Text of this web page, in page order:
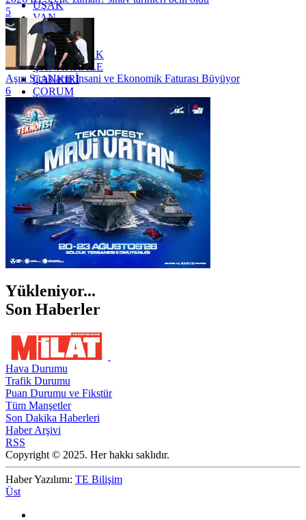
UŞAK
VAN
YALOVA
YOZGAT
ZONGULDAK
ÇANAKKALE
ÇANKIRI
ÇORUM
İSTANBUL
İZMİR
ŞANLIURFA
ŞIRNAK
5
Aşırı Sıcakların İnsani ve Ekonomik Faturası Büyüyor
6
Yükleniyor...
Son Haberler
Hava Durumu
Trafik Durumu
Puan Durumu ve Fikstür
Tüm Manşetler
Son Dakika Haberleri
Haber Arşivi
RSS
Copyright © 2025. Her hakkı saklıdır.
Haber Yazılımı: TE Bilişim
Üst